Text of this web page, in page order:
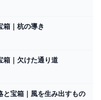
箱｜杭の導き
箱｜欠けた通り道
と宝箱｜風を生み出すもの